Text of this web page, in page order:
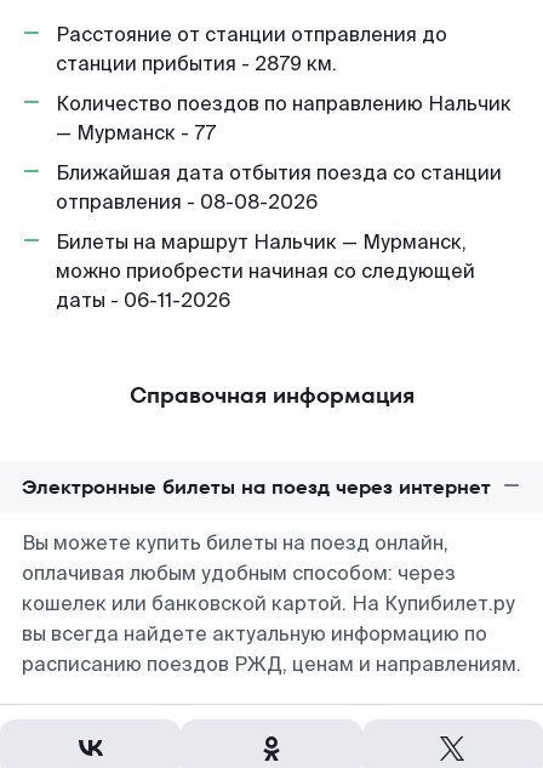
Расстояние от станции отправления до
станции прибытия - 2879 км.
Количество поездов по направлению Нальчик
— Мурманск - 77
Ближайшая дата отбытия поезда со станции
отправления - 08-08-2026
Билеты на маршрут Нальчик — Мурманск,
можно приобрести начиная со следующей
даты - 06-11-2026
Справочная информация
Электронные билеты на поезд через интернет
Вы можете купить билеты на поезд онлайн,
оплачивая любым удобным способом: через
кошелек или банковской картой. На Купибилет.ру
вы всегда найдете актуальную информацию по
расписанию поездов РЖД, ценам и направлениям.